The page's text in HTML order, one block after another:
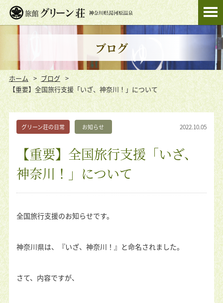
ブログ
ホーム
ブログ
【重要】全国旅行支援「いざ、神奈川！」について
グリーン荘の日常 お知らせ 2022.10.05
【重要】全国旅行支援「いざ、
神奈川！」について
全国旅行支援のお知らせです。
神奈川県は、『いざ、神奈川！』と命名されました。
さて、内容ですが、